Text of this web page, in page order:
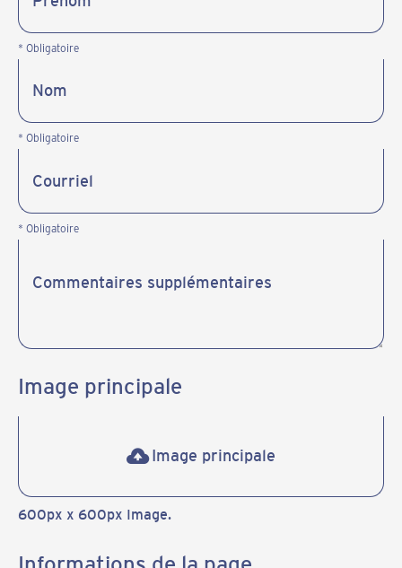
* Obligatoire
* Obligatoire
* Obligatoire
Image principale
Image principale
600px x 600px Image.